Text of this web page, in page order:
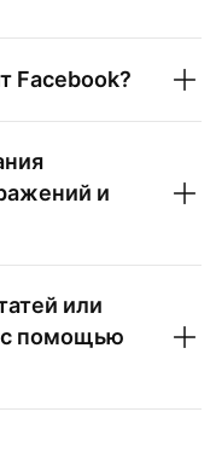
Facebook?
и
или
с помощью